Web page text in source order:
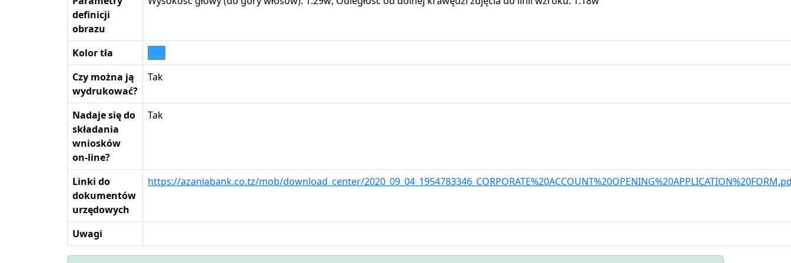
definicji
obrazu
Kolor tła
Czy można ją
wydrukować?
Tak
Nadaje się do
składania
wniosków
on-line?
Tak
Linki do
dokumentów
urzędowych
https://azaniabank.co.tz/mob/download_center/
Uwagi